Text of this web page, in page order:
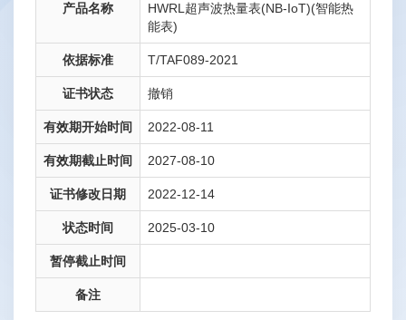
产品名称
HWRL超声波热量表(NB-IoT)(智能热
能表)
依据标准 T/TAF089-2021
证书状态 撤销
有效期开始时间 2022-08-11
有效期截止时间 2027-08-10
证书修改日期 2022-12-14
状态时间 2025-03-10
暂停截止时间
备注